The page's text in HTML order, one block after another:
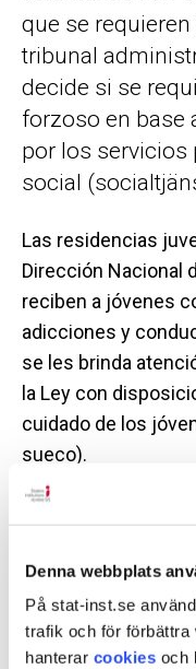
Denna webbplats
På stat-inst.se
trafik och för förbättra
hanterar cookies och
que se
tribunal
decide si se
forzoso en base
por los servicios
social
Las residencias
Dirección Nacional
reciben a jóvenes
adicciones y
se les brinda
la Ley con
cuidado de los
sueco).
En algunas
jóvenes que han
han sido
atención a
institucional (LSU,